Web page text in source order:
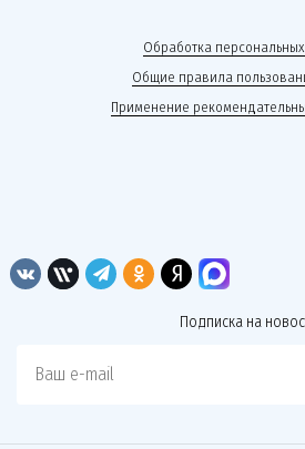
Обработка
Общие правила
Применение
Подписка на
Ваш e-mail